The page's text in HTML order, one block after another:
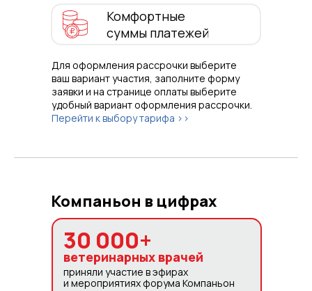
Комфортные
суммы платежей
Для оформления рассрочки выберите
ваш вариант участия, заполните форму
заявки и на странице оплаты выберите
удобный вариант оформления рассрочки.
Перейти к выбору тарифа >>
30 000+
приняли участие в эфирах
и мероприятиях форума Компаньон
ветеринарных врачей
Компаньон в цифрах